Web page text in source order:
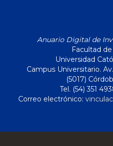
Anuario Digital de
Facultad
Universidad
Campus Universitario.
(5017)
Tel. (54) 351
Correo electrónico: